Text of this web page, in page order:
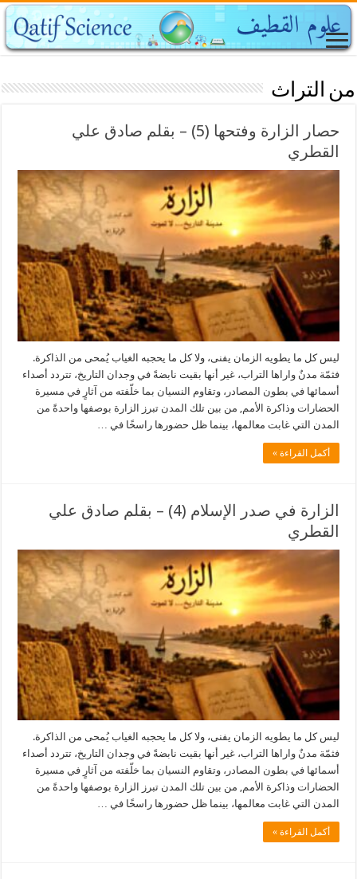
من التراث
حصار الزارة وفتحها (5) – بقلم صادق علي
القطري
ليس كل ما يطويه الزمان يفنى، ولا كل ما يحجبه الغياب يُمحى من الذاكرة.
فثمّة مدنٌ واراها التراب، غير أنها بقيت نابضةً في وجدان التاريخ، تتردد أصداء
أسمائها في بطون المصادر، وتقاوم النسيان بما خلّفته من آثارٍ في مسيرة
الحضارات وذاكرة الأمم, من بين تلك المدن تبرز الزارة بوصفها واحدةً من
المدن التي غابت معالمها، بينما ظل حضورها راسخًا في …
أكمل القراءة »
الزارة في صدر الإسلام (4) – بقلم صادق علي
القطري
ليس كل ما يطويه الزمان يفنى، ولا كل ما يحجبه الغياب يُمحى من الذاكرة.
فثمّة مدنٌ واراها التراب، غير أنها بقيت نابضةً في وجدان التاريخ، تتردد أصداء
أسمائها في بطون المصادر، وتقاوم النسيان بما خلّفته من آثارٍ في مسيرة
الحضارات وذاكرة الأمم, من بين تلك المدن تبرز الزارة بوصفها واحدةً من
المدن التي غابت معالمها، بينما ظل حضورها راسخًا في …
أكمل القراءة »